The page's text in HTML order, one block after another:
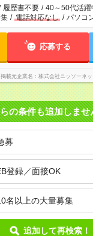
履歴書不要 / 40～50代活躍
/ 電話対応なし / パソコ
応募する
掲載元企業名 株式会社ニッソーネッ
の条件も追加しませ
募
登録／面接OK
名以上の大量募集
追加して再検索！